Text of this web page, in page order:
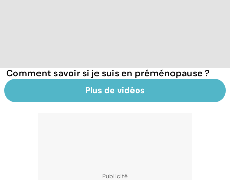
Comment savoir si je suis en préménopause ?
Plus de vidéos